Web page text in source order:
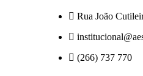
Rua João
(266) 737 770